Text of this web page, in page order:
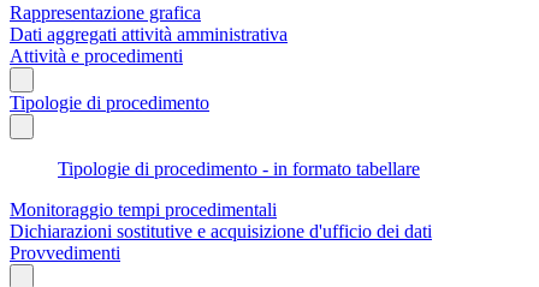
Rappresentazione grafica
Dati aggregati attività amministrativa
Attività e procedimenti
Tipologie di procedimento
Tipologie di procedimento - in formato tabellare
Monitoraggio tempi procedimentali
Dichiarazioni sostitutive e acquisizione d'ufficio dei dati
Provvedimenti